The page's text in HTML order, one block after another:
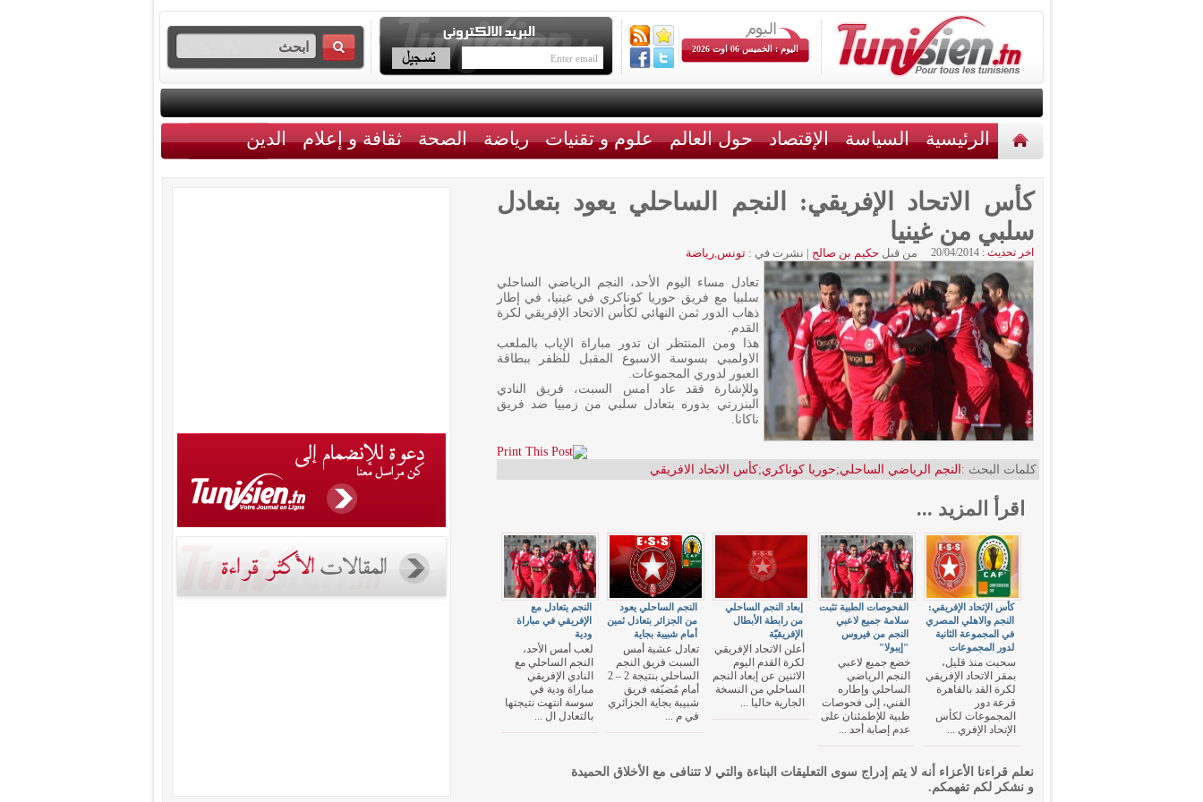
اليوم : الخميس 06 اوت 2026
الرئيسية السياسة الإقتصاد حول العالم علوم و تقنيات رياضة الصحة ثقافة و إعلام الدين
أخبار مختلفة
كأس الاتحاد الإفريقي: النجم الساحلي يعود بتعادل
سلبي من غينيا
اخر تحديث : 20/04/2014 من قبل حكيم بن صالح | نشرت في :تونس,رياضة
تعادل مساء اليوم الأحد، النجم الرياضي الساحلي
سلبيا مع فريق حوريا كوناكري في غينيا، في إطار
ذهاب الدور ثمن النهائي لكأس الاتحاد الإفريقي لكرة
القدم.
هذا ومن المنتظر ان تدور مباراة الإياب بالملعب
الاولمبي بسوسة الاسبوع المقبل للظفر ببطاقة
العبور لدوري المجموعات.
وللإشارة فقد عاد امس السبت، فريق النادي
البنزرتي بدوره بتعادل سلبي من زمبيا ضد فريق
ناكانا.
كلمات البحث : النجم الرياضي الساحلي;حوريا كوناكري;كأس الاتحاد الافريقي
اقرأ المزيد ...
النجم يتعادل مع
الإفريقي في مباراة
ودية
لعب أمس الأحد،
النجم الساحلي مع
النادي الإفريقي
مباراة ودية في
سوسة انتهت نتيجتها
بالتعادل ال ...
النجم الساحلي يعود
من الجزائر بتعادل ثمين
أمام شبيبة بجاية
تعادل عشية أمس
السبت فريق النجم
الساحلي بنتيجة 2 – 2
أمام مُضيّفه فريق
شبيبة بجاية الجزائري
في م ...
إبعاد النجم الساحلي
من رابطة الأبطال
الإفريقيّة
أعلن الاتحاد الإفريقي
لكرة القدم اليوم
الاثنين عن إبعاد النجم
الساحلي من النسخة
الجارية حاليا ...
الفحوصات الطبية تثبت
سلامة جميع لاعبي
النجم من فيروس
"إيبولا"
خضع جميع لاعبي
النجم الرياضي
الساحلي وإطاره
الفني، إلى فحوصات
طبية للإطمئنان على
عدم إصابة أحد ...
كأس الإتحاد الإفريقي:
النجم والاهلي المصري
في المجموعة الثانية
لدور المجموعات
سحبت منذ قليل،
بمقر الاتحاد الإفريقي
لكرة القد بالقاهرة
قرعة دور
المجموعات لكأس
الإتحاد الإفري ...
نعلم قراءنا الأعزاء أنه لا يتم إدراج سوى التعليقات البناءة والتي لا تتنافى مع الأخلاق الحميدة
و نشكر لكم تفهمكم.